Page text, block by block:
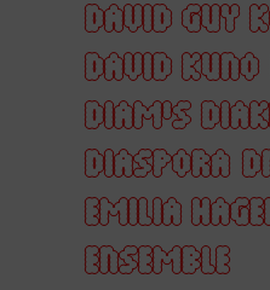
DAVID GUY
DAVID KUNO
DIAM'S
DIASPORA
EMILIA
ENSEMBLE